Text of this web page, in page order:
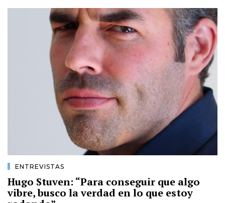
ENTREVISTAS
Hugo Stuven: “Para conseguir que algo
vibre, busco la verdad en lo que estoy